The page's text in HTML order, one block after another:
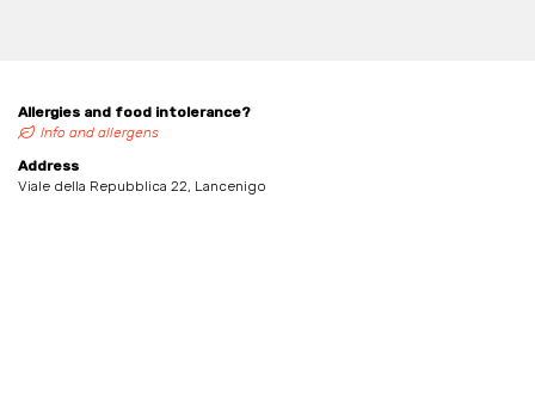
Allergies and food intolerance?
Info and allergens
Address
Viale della Repubblica 22, Lancenigo